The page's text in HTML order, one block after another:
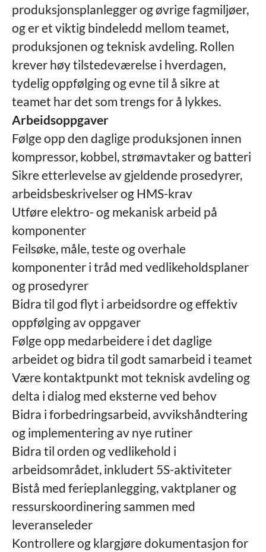
produksjonsplanlegger og øvrige fagmiljøer,
og er et viktig bindeledd mellom teamet,
produksjonen og teknisk avdeling. Rollen
krever høy tilstedeværelse i hverdagen,
tydelig oppfølging og evne til å sikre at
teamet har det som trengs for å lykkes.
Arbeidsoppgaver
Følge opp den daglige produksjonen innen
kompressor, kobbel, strømavtaker og batteri
Sikre etterlevelse av gjeldende prosedyrer,
arbeidsbeskrivelser og HMS-krav
Utføre elektro- og mekanisk arbeid på
komponenter
Feilsøke, måle, teste og overhale
komponenter i tråd med vedlikeholdsplaner
og prosedyrer
Bidra til god flyt i arbeidsordre og effektiv
oppfølging av oppgaver
Følge opp medarbeidere i det daglige
arbeidet og bidra til godt samarbeid i teamet
Være kontaktpunkt mot teknisk avdeling og
delta i dialog med eksterne ved behov
Bidra i forbedringsarbeid, avvikshåndtering
og implementering av nye rutiner
Bidra til orden og vedlikehold i
arbeidsområdet, inkludert 5S-aktiviteter
Bistå med ferieplanlegging, vaktplaner og
ressurskoordinering sammen med
leveranseleder
Kontrollere og klargjøre dokumentasjon for